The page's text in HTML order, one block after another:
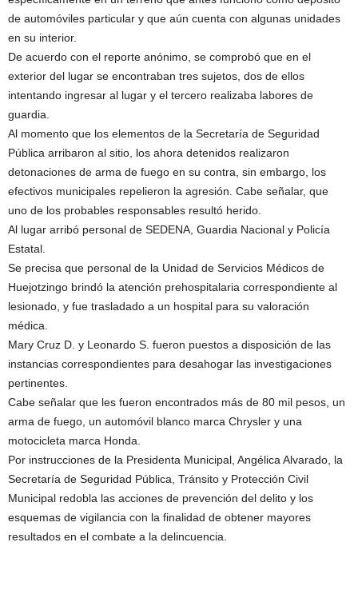
de automóviles particular y que aún cuenta con algunas unidades
en su interior.
De acuerdo con el reporte anónimo, se comprobó que en el
exterior del lugar se encontraban tres sujetos, dos de ellos
intentando ingresar al lugar y el tercero realizaba labores de
guardia.
Al momento que los elementos de la Secretaría de Seguridad
Pública arribaron al sitio, los ahora detenidos realizaron
detonaciones de arma de fuego en su contra, sin embargo, los
efectivos municipales repelieron la agresión. Cabe señalar, que
uno de los probables responsables resultó herido.
Al lugar arribó personal de SEDENA, Guardia Nacional y Policía
Estatal.
Se precisa que personal de la Unidad de Servicios Médicos de
Huejotzingo brindó la atención prehospitalaria correspondiente al
lesionado, y fue trasladado a un hospital para su valoración
médica.
Mary Cruz D. y Leonardo S. fueron puestos a disposición de las
instancias correspondientes para desahogar las investigaciones
pertinentes.
Cabe señalar que les fueron encontrados más de 80 mil pesos, un
arma de fuego, un automóvil blanco marca Chrysler y una
motocicleta marca Honda.
Por instrucciones de la Presidenta Municipal, Angélica Alvarado, la
Secretaría de Seguridad Pública, Tránsito y Protección Civil
Municipal redobla las acciones de prevención del delito y los
esquemas de vigilancia con la finalidad de obtener mayores
resultados en el combate a la delincuencia.